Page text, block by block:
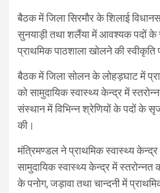
बैठक में जिला सिरमौर के शिलाई
सुनयाड़ी तथा शलैंया में आवश्यक पदों
प्राथमिक पाठशाला खोलने की स्वीकृति
बैठक में जिला सोलन के लोहड़घाट में
को सामुदायिक स्वास्थ्य केन्द्र में
संस्थान में विभिन्न श्रेणियों के पदों के
की।
मंत्रिमण्डल ने प्राथमिक स्वास्थ्य
सामुदायिक स्वास्थ्य केन्द्र में स्तरोन्नत
के पनोग, जड़ावा तथा चान्दनी में